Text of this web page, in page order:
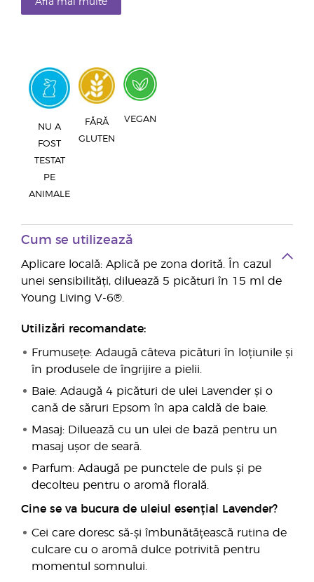
Află mai multe
NU A
FOST
TESTAT
PE
ANIMALE
FĂRĂ
GLUTEN
VEGAN
Cum se utilizează
Aplicare locală: Aplică pe zona dorită. În cazul
unei sensibilități, diluează 5 picături în 15 ml de
Young Living V-6®.
Utilizări recomandate:
Frumusețe: Adaugă câteva picături în loțiunile și
în produsele de îngrijire a pielii.
Baie: Adaugă 4 picături de ulei Lavender și o
cană de săruri Epsom în apa caldă de baie.
Masaj: Diluează cu un ulei de bază pentru un
masaj ușor de seară.
Parfum: Adaugă pe punctele de puls și pe
decolteu pentru o aromă florală.
Cine se va bucura de uleiul esențial Lavender?
Cei care doresc să-și îmbunătățească rutina de
culcare cu o aromă dulce potrivită pentru
momentul somnului.